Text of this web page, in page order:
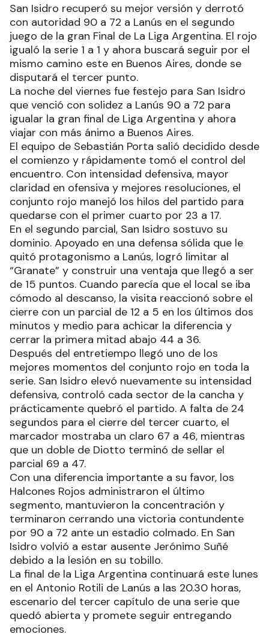
San Isidro recuperó su mejor versión y derrotó
con autoridad 90 a 72 a Lanús en el segundo
juego de la gran Final de La Liga Argentina. El rojo
igualó la serie 1 a 1 y ahora buscará seguir por el
mismo camino este en Buenos Aires, donde se
disputará el tercer punto.
La noche del viernes fue festejo para San Isidro
que venció con solidez a Lanús 90 a 72 para
igualar la gran final de Liga Argentina y ahora
viajar con más ánimo a Buenos Aires.
El equipo de Sebastián Porta salió decidido desde
el comienzo y rápidamente tomó el control del
encuentro. Con intensidad defensiva, mayor
claridad en ofensiva y mejores resoluciones, el
conjunto rojo manejó los hilos del partido para
quedarse con el primer cuarto por 23 a 17.
En el segundo parcial, San Isidro sostuvo su
dominio. Apoyado en una defensa sólida que le
quitó protagonismo a Lanús, logró limitar al
“Granate” y construir una ventaja que llegó a ser
de 15 puntos. Cuando parecía que el local se iba
cómodo al descanso, la visita reaccionó sobre el
cierre con un parcial de 12 a 5 en los últimos dos
minutos y medio para achicar la diferencia y
cerrar la primera mitad abajo 44 a 36.
Después del entretiempo llegó uno de los
mejores momentos del conjunto rojo en toda la
serie. San Isidro elevó nuevamente su intensidad
defensiva, controló cada sector de la cancha y
prácticamente quebró el partido. A falta de 24
segundos para el cierre del tercer cuarto, el
marcador mostraba un claro 67 a 46, mientras
que un doble de Diotto terminó de sellar el
parcial 69 a 47.
Con una diferencia importante a su favor, los
Halcones Rojos administraron el último
segmento, mantuvieron la concentración y
terminaron cerrando una victoria contundente
por 90 a 72 ante un estadio colmado. En San
Isidro volvió a estar ausente Jerónimo Suñé
debido a la lesión en su tobillo.
La final de la Liga Argentina continuará este lunes
en el Antonio Rotili de Lanús a las 20.30 horas,
escenario del tercer capítulo de una serie que
quedó abierta y promete seguir entregando
emociones.